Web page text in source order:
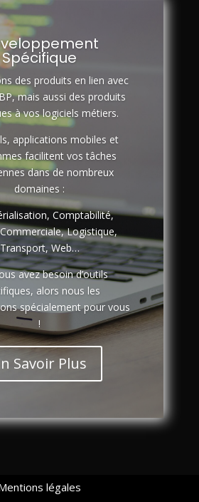
Spécifique
des produits en lien avec
mais aussi des produits
à vos logiciels métiers.
applications mobiles et
facilitent vos tâches
dans de nombreux
domaines :
Comptabilité,
Logistique,
Transport, Web…
avez besoin d’outils
alors nous les
spécialement pour vous
!
Savoir Plus
légales